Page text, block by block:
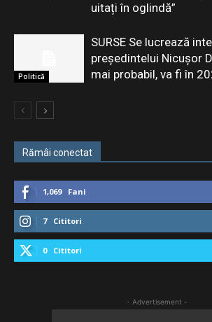
uitați în oglindă”
Politică
SURSE Se lucrează
președintelui Nicușor
mai probabil, va fi în
Rămâi conectat
1,069 Fani
7 Cititori
0 Cititori
- Advertisement -